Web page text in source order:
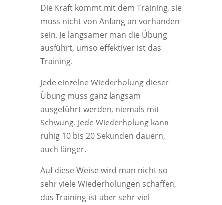
Die Kraft kommt mit dem Training, sie
muss nicht von Anfang an vorhanden
sein. Je langsamer man die Übung
ausführt, umso effektiver ist das
Training.
Jede einzelne Wiederholung dieser
Übung muss ganz langsam
ausgeführt werden, niemals mit
Schwung. Jede Wiederholung kann
ruhig 10 bis 20 Sekunden dauern,
auch länger.
Auf diese Weise wird man nicht so
sehr viele Wiederholungen schaffen,
das Training ist aber sehr viel